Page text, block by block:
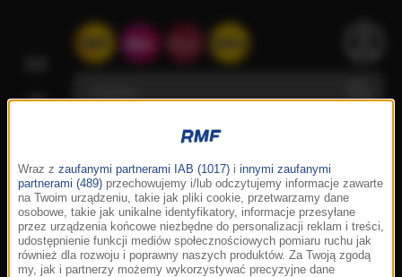
Wraz z zaufanymi partnerami IAB (1017) i innymi zaufanymi
partnerami (489) przechowujemy i/lub odczytujemy informacje zawarte
na Twoim urządzeniu, takie jak pliki cookie, przetwarzamy dane
osobowe, takie jak unikalne identyfikatory, informacje przesyłane
przez urządzenia końcowe niezbędne do personalizacji reklam i treści,
udostępnienie funkcji mediów społecznościowych pomiaru ruchu jak
również dla rozwoju i poprawny naszych produktów. Za Twoją zgodą
my, jak i partnerzy możemy wykorzystywać precyzyjne dane